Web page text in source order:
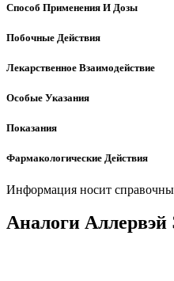
Способ Применения И Дозы
Побочные Действия
Лекарственное Взаимодействие
Особые Указания
Показания
Фармакологические Действия
Информация носит
Аналоги Аллервэй